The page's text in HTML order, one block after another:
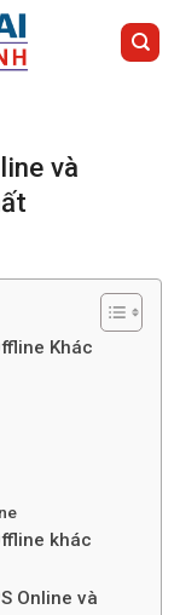
và
Khác
khác
Online và